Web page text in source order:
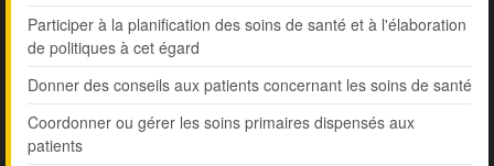
Participer à la planification des soins de santé et à l'élaboration
de politiques à cet égard
Donner des conseils aux patients concernant les soins de santé
Coordonner ou gérer les soins primaires dispensés aux
patients